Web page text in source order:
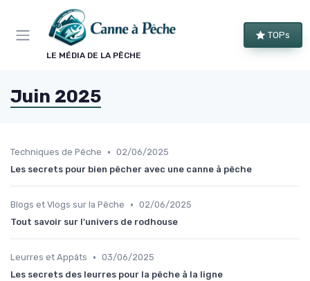
LE MÉDIA DE LA PÊCHE
TOPs
Juin 2025
Techniques de Pêche • 02/06/2025
Les secrets pour bien pêcher avec une canne à pêche
Blogs et Vlogs sur la Pêche • 02/06/2025
Tout savoir sur l'univers de rodhouse
Leurres et Appâts • 03/06/2025
Les secrets des leurres pour la pêche à la ligne
Panneau de gestion des cookies